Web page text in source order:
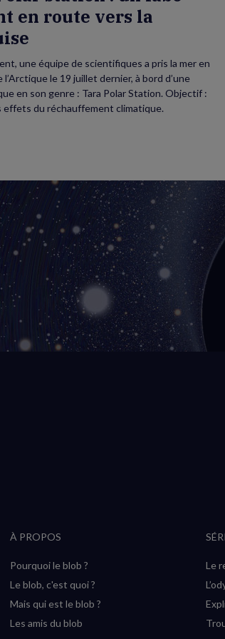
en route vers la
une équipe de scientifiques a pris la mer en
le 19 juillet dernier, à bord d’une
en son genre : Tara Polar Station. Objectif :
effets du réchauffement climatique.
À PROPOS
Pourquoi le blob ?
Le blob, c'est quoi ?
Mais qui est le blob ?
Les amis du blob
Le